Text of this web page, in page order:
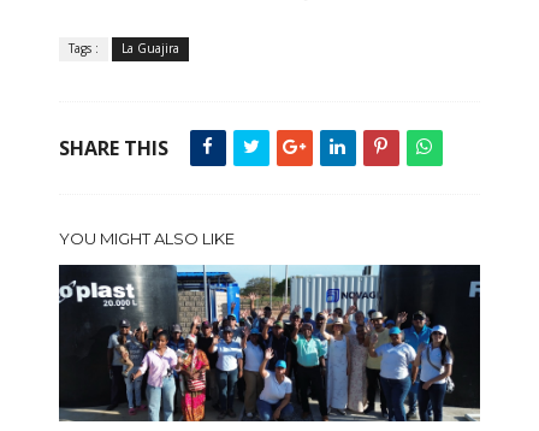
Tags : La Guajira
SHARE THIS
YOU MIGHT ALSO LIKE